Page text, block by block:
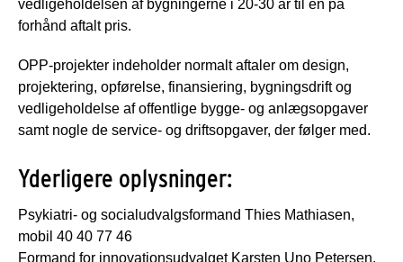
vedligeholdelsen af bygningerne i 20-30 år til en på
forhånd aftalt pris.
OPP-projekter indeholder normalt aftaler om design,
projektering, opførelse, finansiering, bygningsdrift og
vedligeholdelse af offentlige bygge- og anlægsopgaver
samt nogle de service- og driftsopgaver, der følger med.
Yderligere oplysninger:
Psykiatri- og socialudvalgsformand Thies Mathiasen,
mobil 40 40 77 46
Formand for innovationsudvalget Karsten Uno Petersen,